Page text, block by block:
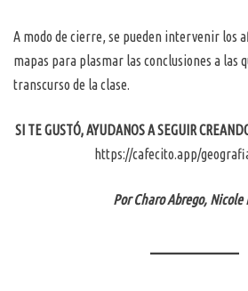
A modo de cierre, se pueden intervenir los
mapas para plasmar las conclusiones a las
transcurso de la clase.
SI TE GUSTÓ, AYUDANOS A SEGUIR
https://cafecito.app/
Por Charo Abrego, Nicole